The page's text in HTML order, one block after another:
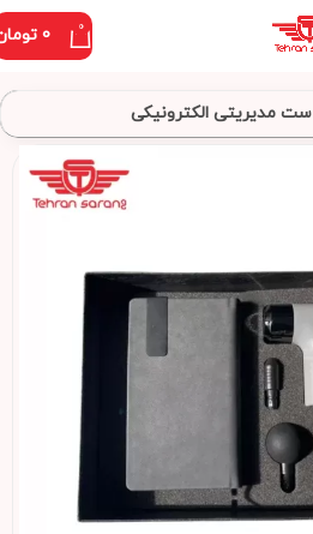
0
0
ست مدیریتی الکترونیکی